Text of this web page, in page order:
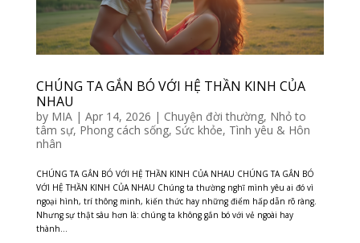
CHÚNG TA GẮN BÓ VỚI HỆ THẦN KINH CỦA
NHAU
by MIA| Apr 14, 2026 | Chuyện đời thường, Nhỏ to
tâm sự, Phong cách sống, Sức khỏe, Tình yêu & Hôn
nhân
CHÚNG TA GẮN BÓ VỚI HỆ THẦN KINH CỦA NHAU CHÚNG TA GẮN BÓ
VỚI HỆ THẦN KINH CỦA NHAU Chúng ta thường nghĩ mình yêu ai đó vì
ngoại hình, trí thông minh, kiến thức hay những điểm hấp dẫn rõ ràng.
Nhưng sự thật sâu hơn là: chúng ta không gắn bó với vẻ ngoài hay
thành...